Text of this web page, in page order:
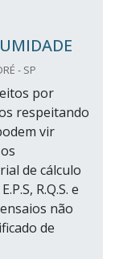
- SP
por
respeitando
vir
de cálculo
R.Q.S. e
não
de